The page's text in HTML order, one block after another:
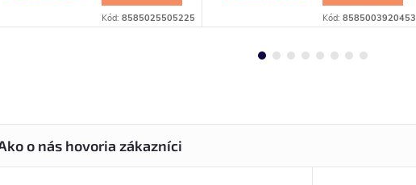
Kód: 8585025505225 Kód: 8585003920453